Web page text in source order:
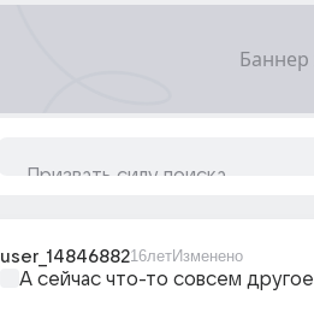
user_1484688216летИзменено
А сейчас что-то совсем другое